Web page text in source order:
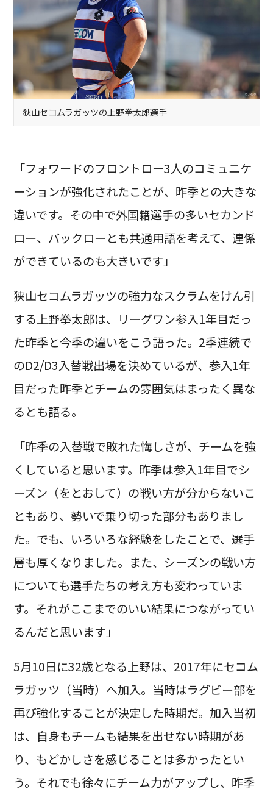
狭山セコムラガッツの上野拳太郎選手
「フォワードのフロントロー3人のコミュニケ
ーションが強化されたことが、昨季との大きな
違いです。その中で外国籍選手の多いセカンド
ロー、バックローとも共通用語を考えて、連係
ができているのも大きいです」
狭山セコムラガッツの強力なスクラムをけん引
する上野拳太郎は、リーグワン参入1年目だっ
た昨季と今季の違いをこう語った。2季連続で
のD2/D3入替戦出場を決めているが、参入1年
目だった昨季とチームの雰囲気はまったく異な
るとも語る。
「昨季の入替戦で敗れた悔しさが、チームを強
くしていると思います。昨季は参入1年目でシ
ーズン（をとおして）の戦い方が分からないこ
ともあり、勢いで乗り切った部分もありまし
た。でも、いろいろな経験をしたことで、選手
層も厚くなりました。また、シーズンの戦い方
についても選手たちの考え方も変わっていま
す。それがここまでのいい結果につながってい
るんだと思います」
5月10日に32歳となる上野は、2017年にセコム
ラガッツ（当時）へ加入。当時はラグビー部を
再び強化することが決定した時期だ。加入当初
は、自身もチームも結果を出せない時期があ
り、もどかしさを感じることは多かったとい
う。それでも徐々にチーム力がアップし、昨季